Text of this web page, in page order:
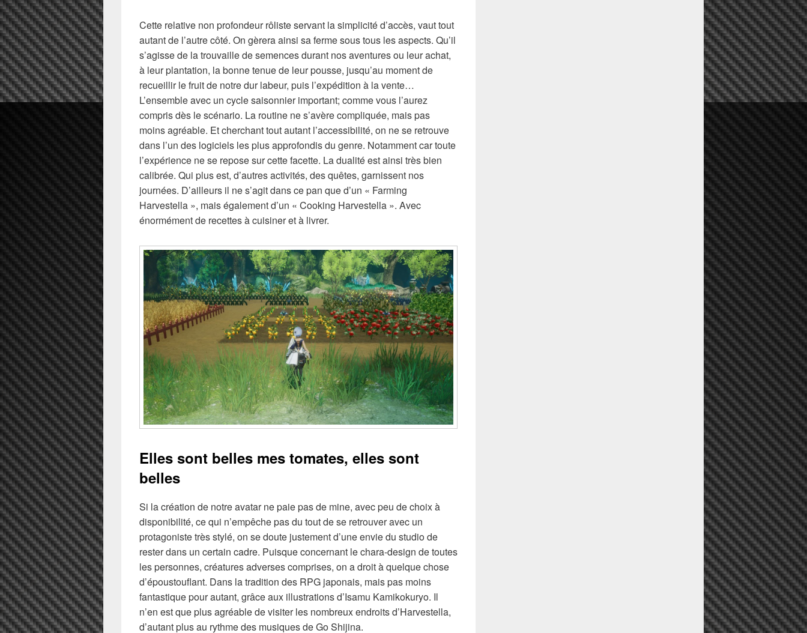
Cette relative non profondeur rôliste servant la simplicité d’accès, vaut tout
autant de l’autre côté. On gèrera ainsi sa ferme sous tous les aspects. Qu’il
s’agisse de la trouvaille de semences durant nos aventures ou leur achat,
à leur plantation, la bonne tenue de leur pousse, jusqu’au moment de
recueillir le fruit de notre dur labeur, puis l’expédition à la vente…
L’ensemble avec un cycle saisonnier important; comme vous l’aurez
compris dès le scénario. La routine ne s’avère compliquée, mais pas
moins agréable. Et cherchant tout autant l’accessibilité, on ne se retrouve
dans l’un des logiciels les plus approfondis du genre. Notamment car toute
l’expérience ne se repose sur cette facette. La dualité est ainsi très bien
calibrée. Qui plus est, d’autres activités, des quêtes, garnissent nos
journées. D’ailleurs il ne s’agit dans ce pan que d’un « Farming
Harvestella », mais également d’un « Cooking Harvestella ». Avec
énormément de recettes à cuisiner et à livrer.
Elles sont belles mes tomates, elles sont
belles
Si la création de notre avatar ne paie pas de mine, avec peu de choix à
disponibilité, ce qui n’empêche pas du tout de se retrouver avec un
protagoniste très stylé, on se doute justement d’une envie du studio de
rester dans un certain cadre. Puisque concernant le chara-design de toutes
les personnes, créatures adverses comprises, on a droit à quelque chose
d’époustouflant. Dans la tradition des RPG japonais, mais pas moins
fantastique pour autant, grâce aux illustrations d’Isamu Kamikokuryo. Il
n’en est que plus agréable de visiter les nombreux endroits d’Harvestella,
d’autant plus au rythme des musiques de Go Shijina.